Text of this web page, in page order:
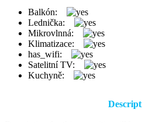
Balkón:
Lednička:
Mikrovlnná:
Klimatizace:
has_wifi:
Satelitní TV:
Kuchyně: